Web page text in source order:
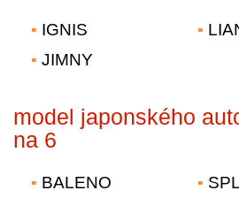
IGNIS
JIMNY
model japonského
na 6
BALENO